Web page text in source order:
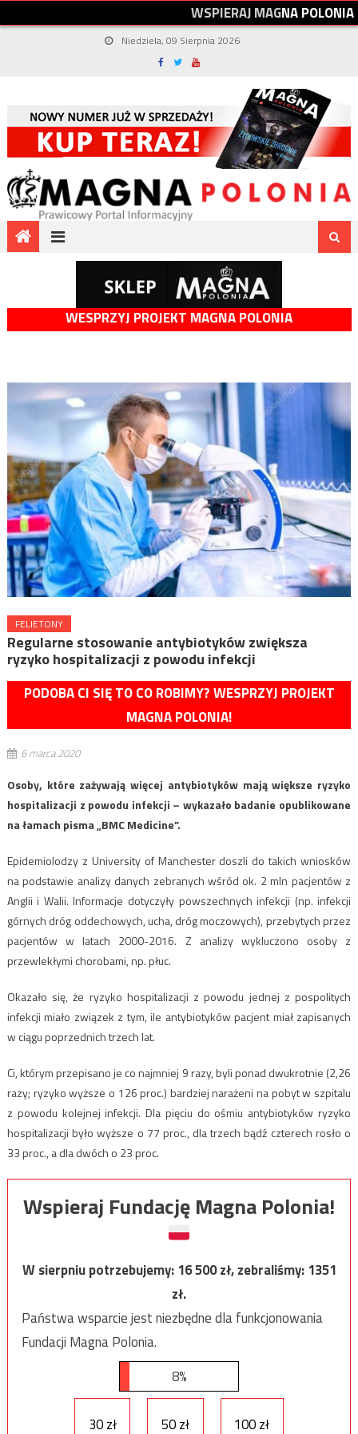
WSPIERAJMAGNAPOLONIA
Niedziela, 09 Sierpnia 2026
WESPRZYJ PROJEKT MAGNA POLONIA
FELIETONY
Regularne stosowanie antybiotyków zwiększa
ryzyko hospitalizacji z powodu infekcji
PODOBA CI SIĘ TO CO ROBIMY? WESPRZYJ PROJEKT
MAGNA POLONIA!
6 marca 2020
Osoby, które zażywają więcej antybiotyków mają większe ryzyko
hospitalizacji z powodu infekcji – wykazało badanie opublikowane
na łamach pisma „BMC Medicine”.
Epidemiolodzy z University of Manchester doszli do takich wniosków
na podstawie analizy danych zebranych wśród ok. 2 mln pacjentów z
Anglii i Walii. Informacje dotyczyły powszechnych infekcji (np. infekcji
górnych dróg oddechowych, ucha, dróg moczowych), przebytych przez
pacjentów w latach 2000-2016. Z analizy wykluczono osoby z
przewlekłymi chorobami, np. płuc.
Okazało się, że ryzyko hospitalizacji z powodu jednej z pospolitych
infekcji miało związek z tym, ile antybiotyków pacjent miał zapisanych
w ciągu poprzednich trzech lat.
Ci, którym przepisano je co najmniej 9 razy, byli ponad dwukrotnie (2,26
razy; ryzyko wyższe o 126 proc.) bardziej narażeni na pobyt w szpitalu
z powodu kolejnej infekcji. Dla pięciu do ośmiu antybiotyków ryzyko
hospitalizacji było wyższe o 77 proc., dla trzech bądź czterech rosło o
33 proc., a dla dwóch o 23 proc.
Wspieraj Fundację Magna Polonia!
W sierpniu potrzebujemy:16 500zł, zebraliśmy:1351
zł.
Państwa wsparcie jest niezbędne dla funkcjonowania
Fundacji Magna Polonia.
8%
30 zł 50 zł 100 zł